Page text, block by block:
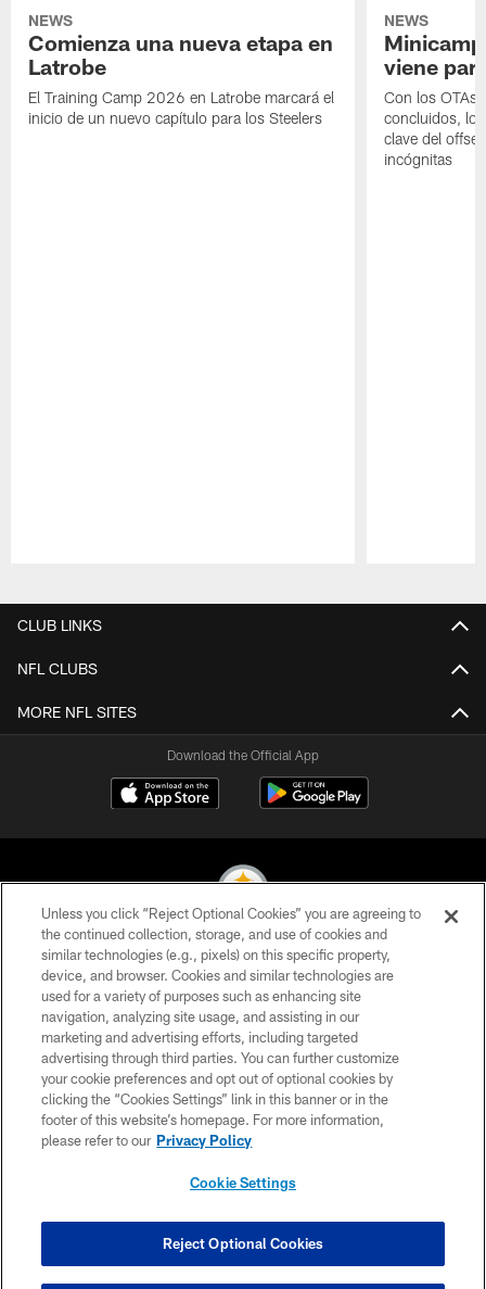
NEWS
Comienza una nueva etapa en
Latrobe
El Training Camp 2026 en Latrobe marcará el
inicio de un nuevo capítulo para los Steelers
NEWS
viene
Con los OTAs
concluidos,
clave del
incógnitas
CLUB LINKS
NFL CLUBS
MORE NFL SITES
Download the Official App
© 2026 Pittsburgh Steelers. All Rights Reserved
PRIVACY POLICY
TERMS OF USE
ACCESSIBILITY
CONTACT US
SITE MAP
COOKIE SETTINGS
Unless you click “Reject Optional Cookies” you are agreeing to
the continued collection, storage, and use of cookies and
similar technologies (e.g., pixels) on this specific property,
device, and browser. Cookies and similar technologies are
used for a variety of purposes such as enhancing site
navigation, analyzing site usage, and assisting in our
marketing and advertising efforts, including targeted
advertising through third parties. You can further customize
your cookie preferences and opt out of optional cookies by
clicking the “Cookies Settings” link in this banner or in the
footer of this website’s homepage. For more information,
please refer to our Privacy Policy
Cookie Settings
Reject Optional Cookies